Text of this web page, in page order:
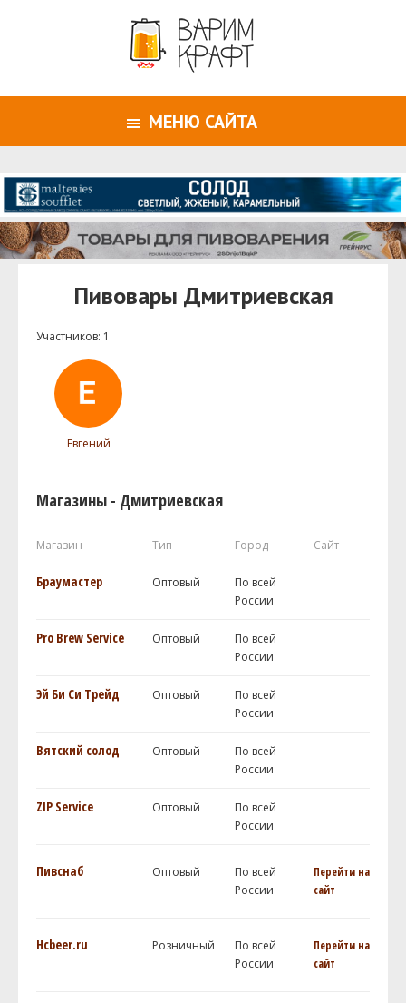
МЕНЮ САЙТА
Пивовары Дмитриевская
Участников: 1
Евгений
Магазины - Дмитриевская
Магазин Тип Город Сайт
Браумастер Оптовый
По всей
России
Pro Brew Service Оптовый
По всей
России
Эй Би Си Трейд Оптовый
По всей
России
Вятский солод Оптовый
По всей
России
ZIP Service Оптовый
По всей
России
Пивснаб Оптовый
По всей
России
Перейти на
сайт
Hcbeer.ru Розничный
По всей
России
Перейти на
сайт